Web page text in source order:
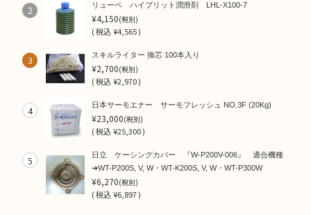
2 リューベ ハイブリット潤滑剤 LHL-X100-7
¥4,150(税別)
(税込¥4,565 )
3 スキルライター 換芯 100本入り
¥2,700(税別)
(税込¥2,970 )
4 日本サーモエナー サーモフレッシュ NO.3F (20Kg)
¥23,000(税別)
(税込¥25,300 )
5
日立 ケーシングカバー 『W-P200V-006』 適合機種
➜WT-P200S, V, W・WT-K200S, V, W・WT-P300W
¥6,270(税別)
(税込¥6,897 )